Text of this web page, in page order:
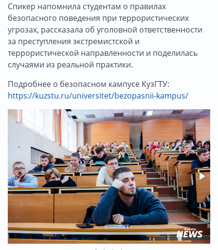
Спикер напомнила студентам о правилах
безопасного поведения при террористических
угрозах, рассказала об уголовной ответственности
за преступления экстремистской и
террористической направленности и поделилась
случаями из реальной практики.
Подробнее о безопасном кампусе КузГТУ:
https://kuzstu.ru/universitet/bezopasnii-kampus/